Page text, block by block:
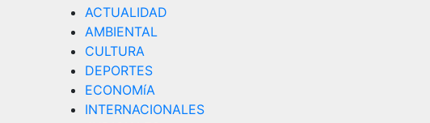
ACTUALIDAD
AMBIENTAL
CULTURA
DEPORTES
ECONOMíA
INTERNACIONALES